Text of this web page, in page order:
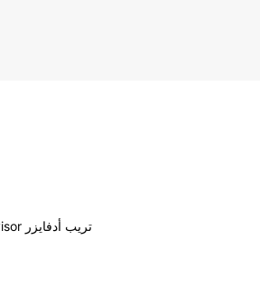
TripAdvisor تريب أدفايزر